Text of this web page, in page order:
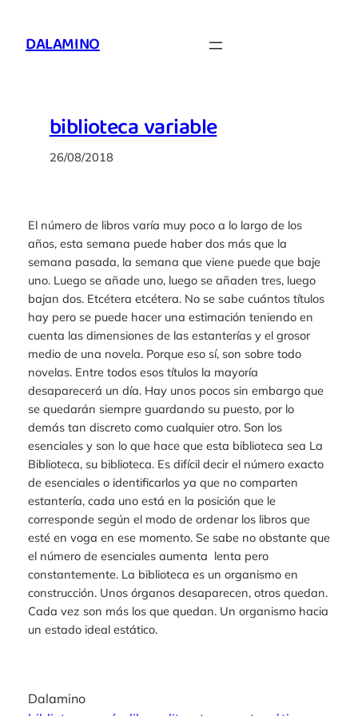
contenu
DALAMINO
biblioteca variable
26/08/2018
El número de libros varía muy poco a lo largo de los
años, esta semana puede haber dos más que la
semana pasada, la semana que viene puede que baje
uno. Luego se añade uno, luego se añaden tres, luego
bajan dos. Etcétera etcétera. No se sabe cuántos títulos
hay pero se puede hacer una estimación teniendo en
cuenta las dimensiones de las estanterías y el grosor
medio de una novela. Porque eso sí, son sobre todo
novelas. Entre todos esos títulos la mayoría
desaparecerá un día. Hay unos pocos sin embargo que
se quedarán siempre guardando su puesto, por lo
demás tan discreto como cualquier otro. Son los
esenciales y son lo que hace que esta biblioteca sea La
Biblioteca, su biblioteca. Es difícil decir el número exacto
de esenciales o identificarlos ya que no comparten
estantería, cada uno está en la posición que le
corresponde según el modo de ordenar los libros que
esté en voga en ese momento. Se sabe no obstante que
el número de esenciales aumenta lenta pero
constantemente. La biblioteca es un organismo en
construcción. Unos órganos desaparecen, otros quedan.
Cada vez son más los que quedan. Un organismo hacia
un estado ideal estático.
Dalamino